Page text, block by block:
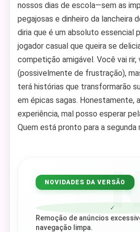
nossos dias de escola—sem as
pegajosas e dinheiro da lancheira
diria que é um absoluto essencial
jogador casual que queira se
competição amigável. Você vai rir,
(possivelmente de frustração),
terá histórias que transformarão
em épicas sagas. Honestamente,
experiência, mal posso esperar
Quem está pronto para a segunda
NOVIDADES DA VERSÃO
✓
Remoção de anúncios
navegação limpa.